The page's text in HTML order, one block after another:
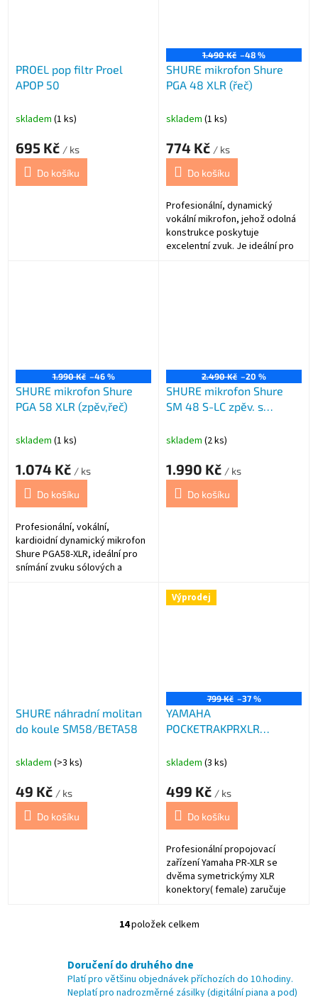
PROEL pop filtr Proel
APOP 50
skladem (1 ks)
695 Kč / ks
Do košíku
1.490 Kč –48 %
SHURE mikrofon Shure
PGA 48 XLR (řeč)
skladem (1 ks)
774 Kč / ks
Do košíku
Profesionální, dynamický
vokální mikrofon, jehož odolná
konstrukce poskytuje
excelentní zvuk. Je ideální pro
1.990 Kč –46 %
SHURE mikrofon Shure
PGA 58 XLR (zpěv,řeč)
skladem (1 ks)
1.074 Kč / ks
Do košíku
Profesionální, vokální,
kardioidní dynamický mikrofon
Shure PGA58-XLR, ideální pro
snímání zvuku sólových a
2.490 Kč –20 %
SHURE mikrofon Shure
SM 48 S-LC zpěv. s
skladem (2 ks)
1.990 Kč / ks
Do košíku
SHURE náhradní molitan
do koule SM58/BETA58
skladem (>3 ks)
49 Kč / ks
Do košíku
Výprodej
799 Kč –37 %
YAMAHA
POCKETRAKPRXLR
skladem (3 ks)
499 Kč / ks
Do košíku
Profesionální propojovací
zařízení Yamaha PR-XLR se
dvěma symetrickýmy XLR
konektory( female) zaručuje
a dlouhou životnost díky
robustnímu opláštění a
pro připojení dvou externích
profesionálních mikrofonů k
záznamíku YAMAHA
O
l
á
d
14položek celkem
Doručení do druhého dne
Platí pro většinu objednávek příchozích do 10.hodiny.
Neplatí pro nadrozměrné zásilky (digitální piana a pod)